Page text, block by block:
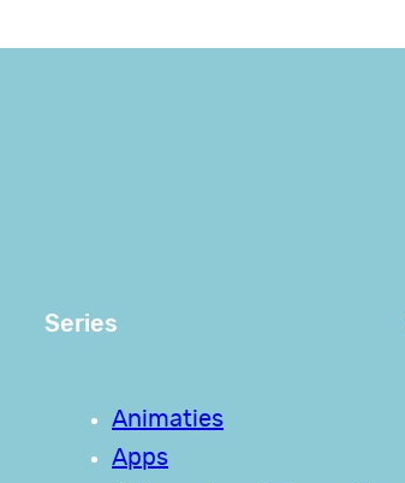
Series
Animaties
Apps